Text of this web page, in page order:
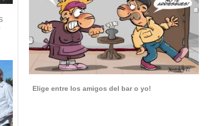
Elige entre los amigos del bar o yo!